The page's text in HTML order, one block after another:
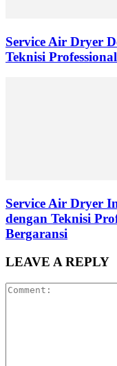
Service Air Dryer
Teknisi
Service Air Dryer
dengan Teknisi
Bergaransi
LEAVE A REPLY